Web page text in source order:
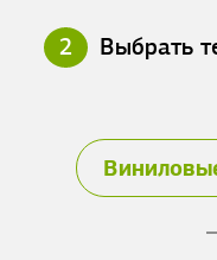
2 Выбрать